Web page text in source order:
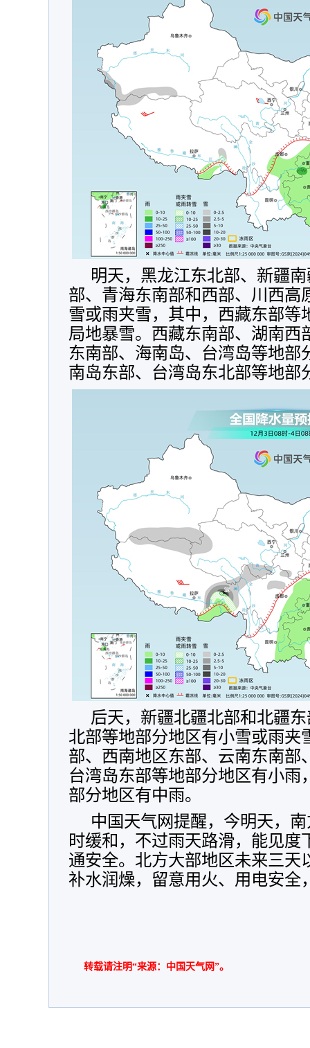
明天， 黑龙江东北部、新疆
部、青海东南部和西部、川西高
雪或雨夹雪，其中，西藏东部等
局地暴雪。西藏东南部、湖南西
东南部、海南岛、台湾岛等地部
南岛东部、台湾岛东北部等地部
后天， 新疆北疆北部和北疆
北部等地部分地区有小雪或雨夹
部、西南地区东部、云南东南部
台湾岛东部等地部分地区有小雨
部分地区有中雨。
中国天气网提醒，今明天，
时缓和，不过雨天路滑，能见度
通安全。北方大部地区未来三天
补水润燥，留意用火、用电安全
转载请注明“来源：中国天气网”。